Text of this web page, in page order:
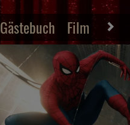
Gästebuch Film-Archiv